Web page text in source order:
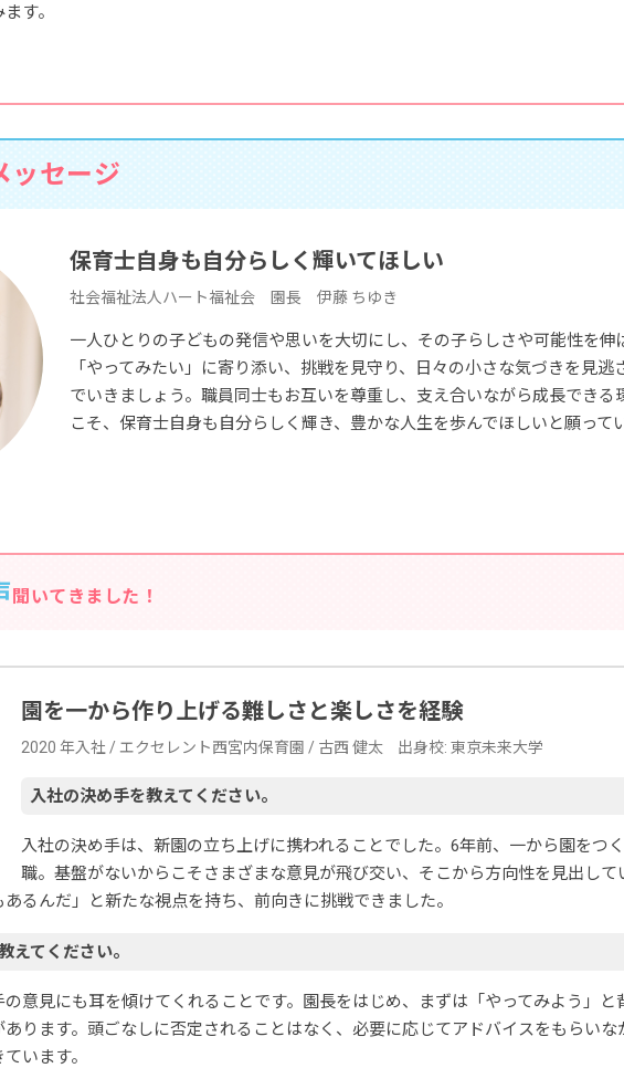
す。
ッセージ
保育士自身も自分らしく輝いてほしい
社会福祉法人ハート福祉会 園長 伊藤 ちゆき
一人ひとりの子どもの発信や思いを大切にし、その子らしさや可能性を
「やってみたい」に寄り添い、挑戦を見守り、日々の小さな気づきを見
でいきましょう。職員同士もお互いを尊重し、支え合いながら成長でき
こそ、保育士自身も自分らしく輝き、豊かな人生を歩んでほしいと願って
聞いてきました！
園を一から作り上げる難しさと楽しさを経験
2020 年入社 / エクセレント西宮内保育園 / 古西 健太⠀ 出身校: 東京未来大学
入社の決め手を教えてください。
入社の決め手は、新園の立ち上げに携われることでした。6年前、一から園をつ
職。基盤がないからこそさまざまな意見が飛び交い、そこから方向性を見出し
るんだ」と新たな視点を持ち、前向きに挑戦できました。
えてください。
意見にも耳を傾けてくれることです。園長をはじめ、まずは「やってみよう」
ります。頭ごなしに否定されることはなく、必要に応じてアドバイスをもらい
います。